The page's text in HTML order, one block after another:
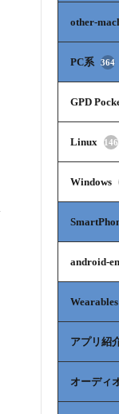
other-
PC系 364
GPD
Linux 146
Windows
android-en
Wearables
アプリ紹
オーディ